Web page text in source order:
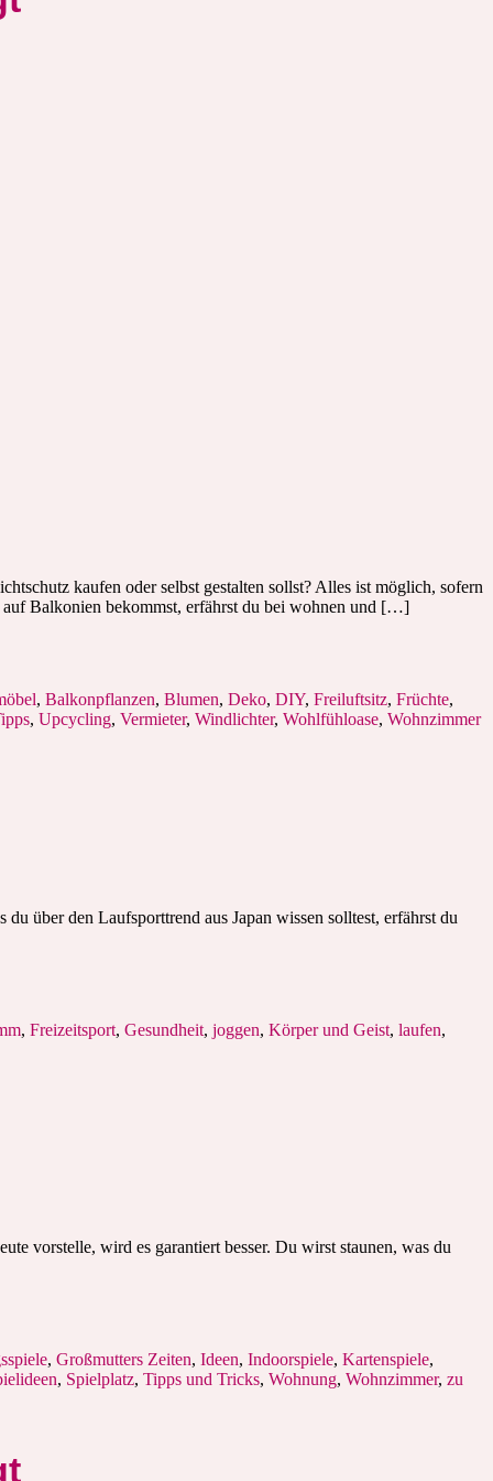
kaufen oder selbst gestalten sollst? Alles ist möglich, sofern
auf Balkonien bekommst, erfährst du bei wohnen und […]
, Balkonpflanzen, Blumen, Deko, DIY, Freiluftsitz, Früchte,
, Upcycling, Vermieter, Windlichter, Wohlfühloase, Wohnzimmer
über den Laufsporttrend aus Japan wissen solltest, erfährst du
, Freizeitsport, Gesundheit, joggen, Körper und Geist, laufen,
vorstelle, wird es garantiert besser. Du wirst staunen, was du
, Großmutters Zeiten, Ideen, Indoorspiele, Kartenspiele,
, Spielplatz, Tipps und Tricks, Wohnung, Wohnzimmer, zu